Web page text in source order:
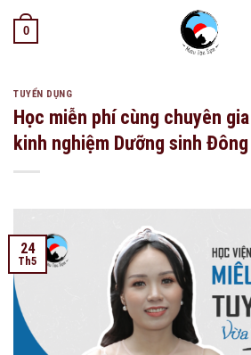
Skip
0
TUYỂN DỤNG
Học miễn phí cùng chuyên
kinh nghiệm Dưỡng sinh
24
Th5